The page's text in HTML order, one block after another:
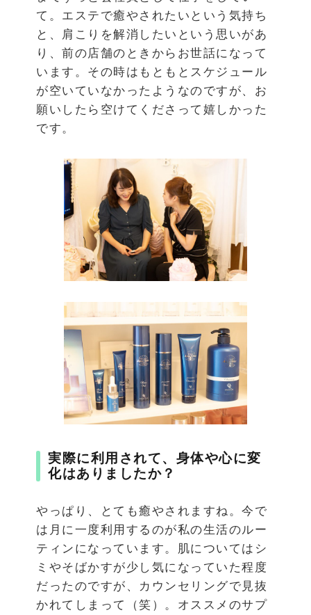
て。エステで癒やされたいという気持ち
と、肩こりを解消したいという思いがあ
り、前の店舗のときからお世話になって
います。その時はもともとスケジュール
が空いていなかったようなのですが、お
願いしたら空けてくださって嬉しかった
です。
実際に利用されて、身体や心に変
化はありましたか？
やっぱり、とても癒やされますね。今で
は月に一度利用するのが私の生活のルー
ティンになっています。肌についてはシ
ミやそばかすが少し気になっていた程度
だったのですが、カウンセリングで見抜
かれてしまって（笑）。オススメのサプ